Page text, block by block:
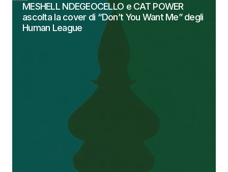
MESHELL NDEGEOCELLO e CAT POWER
ascolta la cover di “Don’t You Want Me” degli
Human League